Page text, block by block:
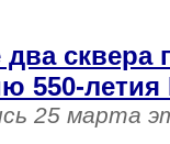
сквера
550-летия
25 марта